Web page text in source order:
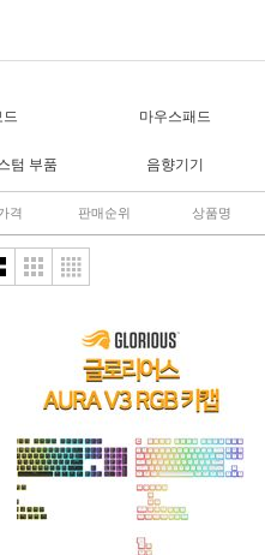
드 마우스패드
텀 부품 음향기기
격 판매순위 상품명